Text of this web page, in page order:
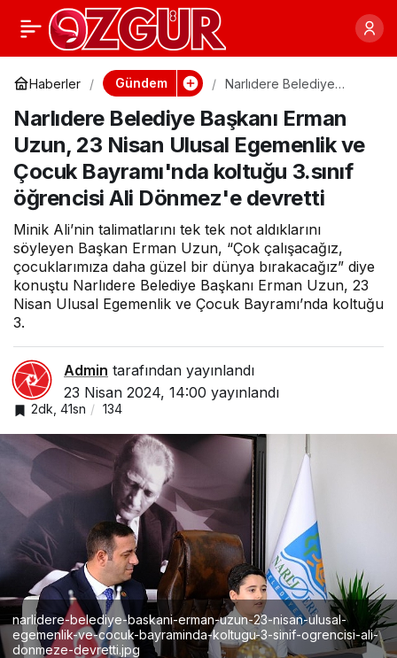
Haberler Gündem
Narlıdere Belediye
Nisan Ulusal Egemenlik
ve Çocuk Bayramı'nda
koltuğu 3.sınıf öğrencisi
Ali Dönmez'e devretti
Narlıdere Belediye Başkanı Erman
Uzun, 23 Nisan Ulusal Egemenlik ve
Çocuk Bayramı'nda koltuğu 3.sınıf
öğrencisi Ali Dönmez'e devretti
Minik Ali’nin talimatlarını tek tek not aldıklarını
söyleyen Başkan Erman Uzun, “Çok çalışacağız,
çocuklarımıza daha güzel bir dünya bırakacağız” diye
konuştu Narlıdere Belediye Başkanı Erman Uzun, 23
Nisan Ulusal Egemenlik ve Çocuk Bayramı’nda koltuğu
3.
Admin tarafından yayınlandı
23 Nisan 2024, 14:00 yayınlandı
2dk, 41sn 134
narlidere-belediye-baskani-erman-uzun-23-nisan-ulusal-
egemenlik-ve-cocuk-bayraminda-koltugu-3-sinif-ogrencisi-ali-
donmeze-devretti.jpg
Bayraklı'da minik
başkanlar icraatlarını
açıkladı
Paylaş